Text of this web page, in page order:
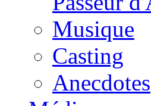
Musique
Casting
Anecdotes